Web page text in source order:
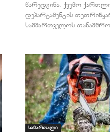
წარედგინა. ქვემო
დეპარტამენტის
სამმართველოს
სამართალი